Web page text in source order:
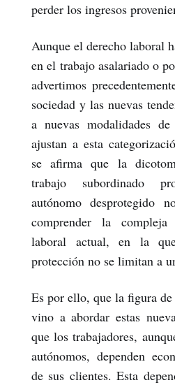
perder los ingresos
Aunque el derecho laboral
en el trabajo asalariado o
advertimos
sociedad y las nuevas
a nuevas modalidades
ajustan a esta
se afirma que la
trabajo subordinado
autónomo desprotegido
comprender la
laboral actual, en la
protección no se limitan a
Es por ello, que la figura
vino a abordar estas
que los trabajadores,
autónomos, dependen
de sus clientes. Esta